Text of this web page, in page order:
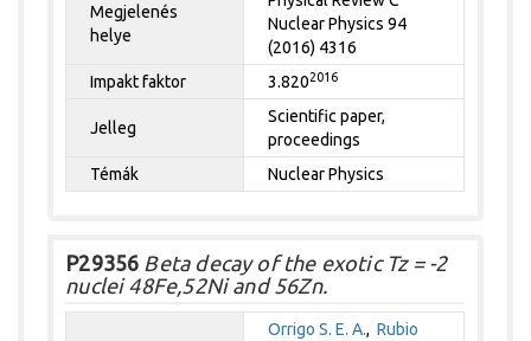
Megjelenés
helye
Nuclear Physics 94
(2016) 4316
Impakt faktor
3.8202016
Jelleg
Scientific paper,
proceedings
Témák
Nuclear Physics
P29356 Beta decay of the exotic Tz = -2
nuclei 48Fe,52Ni and 56Zn.
Orrigo S. E. A.,Rubio